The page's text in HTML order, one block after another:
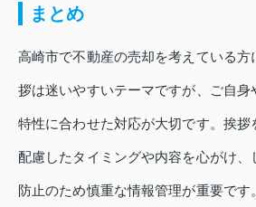
まとめ
高崎市で不動産の売却を考えている
拶は迷いやすいテーマですが、ご自
特性に合わせた対応が大切です。挨拶
配慮したタイミングや内容を心がけ
防止のため慎重な情報管理が重要で